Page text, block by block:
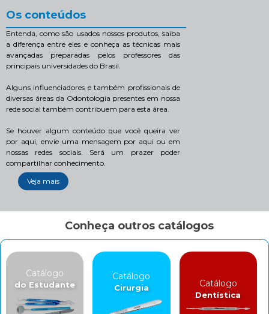
Os conteúdos
Entenda, como são usados nossos produtos, saiba
a diferença entre eles e conheça as técnicas mais
avançadas preparadas pelos professores das
principais universidades do Brasil.
Alguns influenciadores e também profissionais de
diversas áreas da Odontologia presentes em nossa
rede social também contribuem para esta área.
Se houver algum conteúdo que você queira ver
por aqui, envie uma mensagem por aqui ou em
nossas redes sociais. Será um prazer poder
compartilhar conhecimento.
Veja mais
Conheça outros catálogos
Catálogo
do Estudante
Catálogo
Cirurgia Catálogo
Dentística